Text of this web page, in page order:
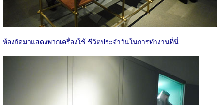
ห้องถัดมาแสดงพวกเครื่องใช้ ชีวิตประจำวันในการทำงานที่นี่